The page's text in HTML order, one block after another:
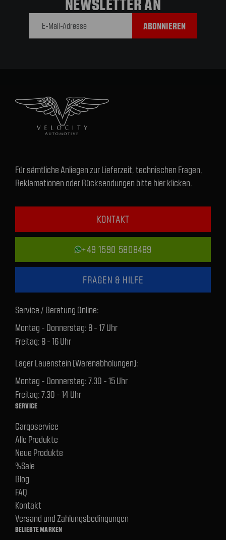
Für sämtliche Anliegen zur Lieferzeit, technischen Fragen,
Reklamationen oder Rücksendungen bitte hier klicken.
KONTAKT
+49 1590 5808489
FRAGEN & HILFE
Service / Beratung Online:
Montag - Donnerstag: 8 - 17 Uhr
Freitag: 8 - 16 Uhr
Lager Lauenstein (Warenabholungen):
Montag - Donnerstag: 7.30 - 15 Uhr
Freitag: 7.30 - 14 Uhr
SERVICE
Cargoservice
Alle Produkte
Neue Produkte
%Sale
Blog
FAQ
Kontakt
Versand und Zahlungsbedingungen
BELIEBTE MARKEN